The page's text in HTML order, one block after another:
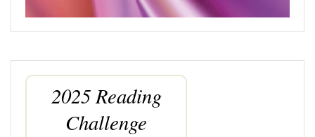
2025 Reading
Challenge